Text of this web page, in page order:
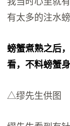
有太多的注水
螃蟹煮熟之后
看，不料螃蟹
△缪先生供图